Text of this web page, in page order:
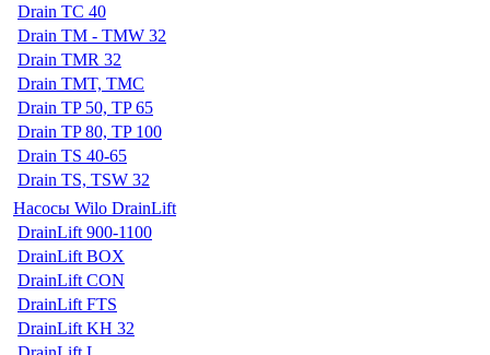
Drain TC 40
Drain TM - TMW 32
Drain TMR 32
Drain TMT, TMC
Drain TP 50, TP 65
Drain TP 80, TP 100
Drain TS 40-65
Drain TS, TSW 32
Насосы Wilo DrainLift
DrainLift 900-1100
DrainLift BOX
DrainLift CON
DrainLift FTS
DrainLift KH 32